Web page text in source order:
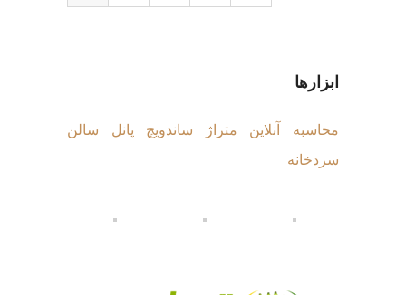
ابزارها
محاسبه آنلاین متراژ ساندویچ پانل سالن
سردخانه